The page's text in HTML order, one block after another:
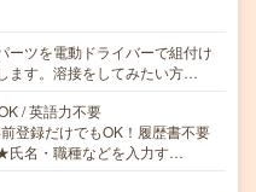
ーツを電動ドライバーで組付け
ます。溶接をしてみたい方…
/ 英語力不要
登録だけでもOK！履歴書不要
氏名・職種などを入力す…